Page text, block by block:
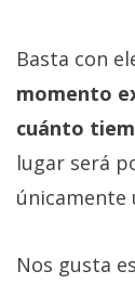
Basta con
momento
cuánto
lugar será
únicamente
Nos gusta